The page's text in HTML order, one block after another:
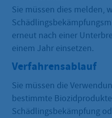
Sie müssen dies melden,
erneut nach einer
einem Jahr einsetzen.
Verfahrensablauf
Sie müssen die
bestimmte
Schädlingsbekämpfung